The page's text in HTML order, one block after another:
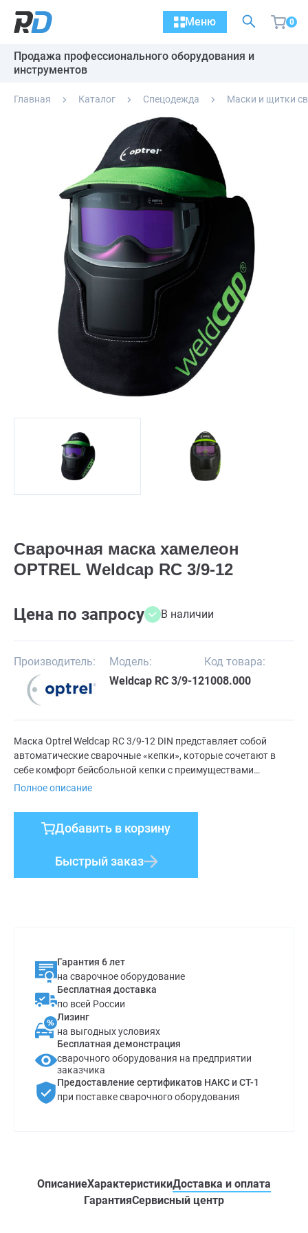
Меню 0
Продажа профессионального оборудования и
инструментов
Главная Каталог Спецодежда Маски и щитки
Сварочная маска хамелеон
OPTREL Weldcap RC 3/9-12
Цена по запросу В наличии
Производитель:
Модель:
Weldcap RC 3/9-12
Код товара:
1008.000
Маска Optrel Weldcap RC 3/9-12 DIN представляет собой
автоматические сварочные «кепки», которые сочетают в
себе комфорт бейсбольной кепки с преимуществами
полноценной сварочной маски. Комбинация материалов из
надежная. В 2,7 раза большее поле зрения чем у стандартной
сварочной маски.
Полное описание
Добавить в корзину
Быстрый заказ
Гарантия 6 лет
на сварочное оборудование
Бесплатная доставка
по всей России
Лизинг
на выгодных условиях
Бесплатная демонстрация
сварочного оборудования на предприятии
заказчика
Предоставление сертификатов НАКС и СТ-1
при поставке сварочного оборудования
ОписаниеХарактеристикиДоставка и оплата
ГарантияСервисный центр